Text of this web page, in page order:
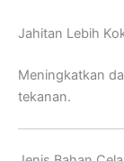
Jahitan Lebih
Meningkatkan
tekanan.